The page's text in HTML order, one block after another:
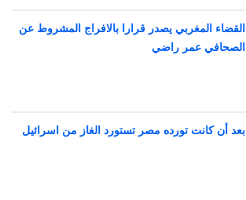
القضاء المغربي يصدر قرارا بالافراج المشروط عن
الصحافي عمر راضي
بعد أن كانت تورده مصر تستورد الغاز من اسرائيل